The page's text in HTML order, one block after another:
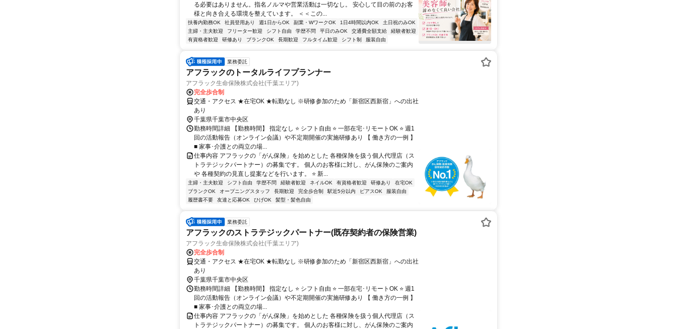
る必要はありません。指名ノルマや営業活動は一切なし。 安心して目の前のお客
様と向き合える環境を整えています。 ＜＜この...
扶養内勤務OK 社員登用あり 週1日からOK 副業・WワークOK 1日4時間以内OK
土日祝のみOK
主婦・主夫歓迎
フリーター歓迎 シフト自由 学歴不問 平日のみOK 交通費全額支給
経験者歓迎
有資格者歓迎
研修あり ブランクOK 長期歓迎 フルタイム歓迎 シフト制 服装自由
業務委託
アフラックのトータルライフプランナー
アフラック生命保険株式会社(千葉エリア)
完全歩合制
交通・アクセス ★在宅OK ★転勤なし ※研修参加のため「新宿区西新宿」への出社
あり
千葉県千葉市中央区
勤務時間詳細 【勤務時間】 指定なし ⭐ シフト自由 ⭐ 一部在宅･リモートOK ⭐ 週1
回の活動報告（オンライン会議）や不定期開催の実施研修あり 【 働き方の一例 】
■ 家事･介護との両立の場...
仕事内容 アフラックの「がん保険」を始めとした 各種保険を扱う個人代理店（ス
トラテジックパートナー）の募集です。 個人のお客様に対し、がん保険のご案内
や 各種契約の見直し提案などを行います。 ⭐ 新...
主婦・主夫歓迎 シフト自由 学歴不問 経験者歓迎 ネイルOK 有資格者歓迎 研修あり
在宅OK
ブランクOK
オープニングスタッフ 長期歓迎 完全歩合制 駅近5分以内 ピアスOK
服装自由
履歴書不要
友達と応募OK ひげOK 髪型・髪色自由
業務委託
アフラックのストラテジックパートナー(既存契約者の保険営業)
アフラック生命保険株式会社(千葉エリア)
完全歩合制
交通・アクセス ★在宅OK ★転勤なし ※研修参加のため「新宿区西新宿」への出社
あり
千葉県千葉市中央区
勤務時間詳細 【勤務時間】 指定なし ⭐ シフト自由 ⭐ 一部在宅･リモートOK ⭐ 週1
回の活動報告（オンライン会議）や不定期開催の実施研修あり 【 働き方の一例 】
■ 家事･介護との両立の場...
仕事内容 アフラックの「がん保険」を始めとした 各種保険を扱う個人代理店（ス
トラテジックパートナー）の募集です。 個人のお客様に対し、がん保険のご案内